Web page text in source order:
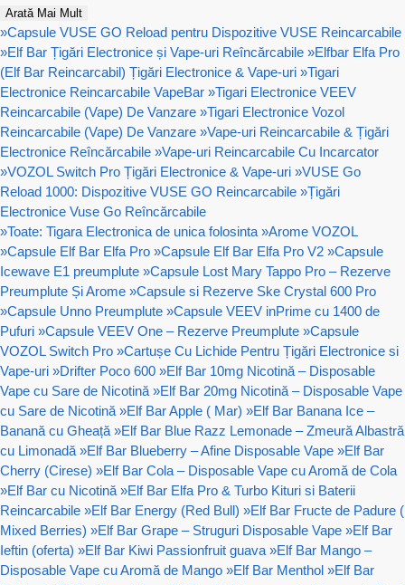
Arată Mai Mult
»Capsule VUSE GO Reload pentru Dispozitive VUSE Reincarcabile
»Elf Bar Țigări Electronice și Vape-uri Reîncărcabile »Elfbar Elfa Pro
(Elf Bar Reincarcabil) Țigări Electronice & Vape-uri »Tigari
Electronice Reincarcabile VapeBar »Tigari Electronice VEEV
Reincarcabile (Vape) De Vanzare »Tigari Electronice Vozol
Reincarcabile (Vape) De Vanzare »Vape-uri Reincarcabile & Țigări
Electronice Reîncărcabile »Vape-uri Reincarcabile Cu Incarcator
»VOZOL Switch Pro Țigări Electronice & Vape-uri »VUSE Go
Reload 1000: Dispozitive VUSE GO Reincarcabile »Țigări
Electronice Vuse Go Reîncărcabile
»Toate: Tigara Electronica de unica folosinta »Arome VOZOL
»Capsule Elf Bar Elfa Pro »Capsule Elf Bar Elfa Pro V2 »Capsule
Icewave E1 preumplute »Capsule Lost Mary Tappo Pro – Rezerve
Preumplute Și Arome »Capsule si Rezerve Ske Crystal 600 Pro
»Capsule Unno Preumplute »Capsule VEEV inPrime cu 1400 de
Pufuri »Capsule VEEV One – Rezerve Preumplute »Capsule
VOZOL Switch Pro »Cartușe Cu Lichide Pentru Țigări Electronice si
Vape-uri »Drifter Poco 600 »Elf Bar 10mg Nicotină – Disposable
Vape cu Sare de Nicotină »Elf Bar 20mg Nicotină – Disposable Vape
cu Sare de Nicotină »Elf Bar Apple ( Mar) »Elf Bar Banana Ice –
Banană cu Gheață »Elf Bar Blue Razz Lemonade – Zmeură Albastră
cu Limonadă »Elf Bar Blueberry – Afine Disposable Vape »Elf Bar
Cherry (Cirese) »Elf Bar Cola – Disposable Vape cu Aromă de Cola
»Elf Bar cu Nicotină »Elf Bar Elfa Pro & Turbo Kituri si Baterii
Reincarcabile »Elf Bar Energy (Red Bull) »Elf Bar Fructe de Padure (
Mixed Berries) »Elf Bar Grape – Struguri Disposable Vape »Elf Bar
Ieftin (oferta) »Elf Bar Kiwi Passionfruit guava »Elf Bar Mango –
Disposable Vape cu Aromă de Mango »Elf Bar Menthol »Elf Bar